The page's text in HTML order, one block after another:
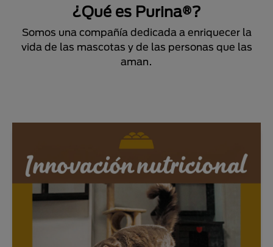
¿Qué es Purina®?
Somos una compañía dedicada a enriquecer la
vida de las mascotas y de las personas que las
aman.